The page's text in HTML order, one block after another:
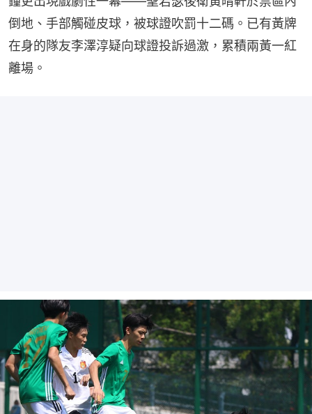
倒地、手部觸碰皮球，被球證吹罰十二碼。已有黃牌
在身的隊友李澤淳疑向球證投訴過激，累積兩黃一紅
離場。